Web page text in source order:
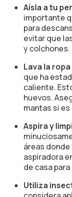
Aísla a tu
importante
para
evitar que
y colchones.
Lava la
que ha
caliente.
huevos.
mantas si
Aspira y
áreas
aspiradora
de casa
Utiliza